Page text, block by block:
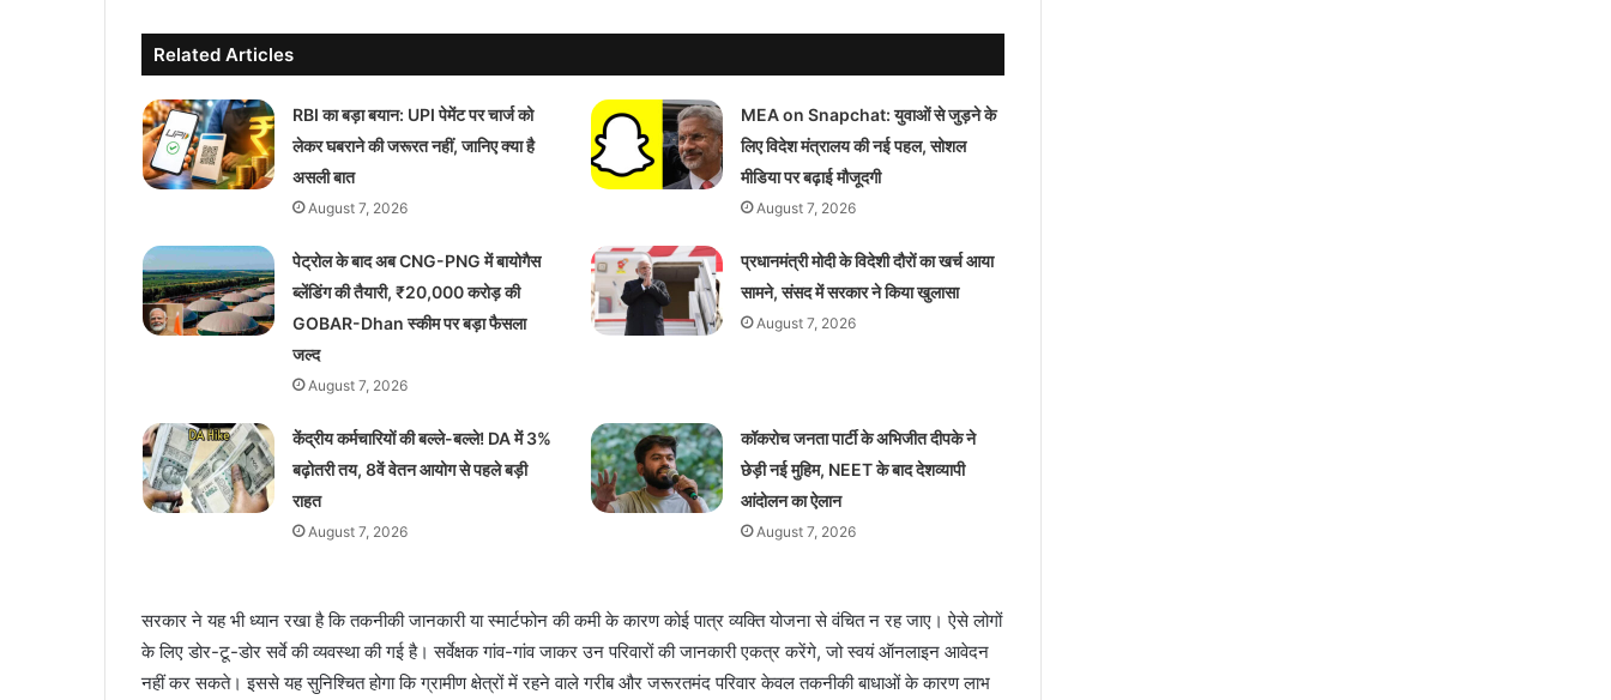
Related Articles
RBI का बड़ा बयान: UPI पेमेंट पर चार्ज को
लेकर घबराने की जरूरत नहीं, जानिए क्या है
असली बात
August 7, 2026
MEA on Snapchat: युवाओं से जुड़ने के
लिए विदेश मंत्रालय की नई पहल, सोशल
मीडिया पर बढ़ाई मौजूदगी
August 7, 2026
पेट्रोल के बाद अब CNG-PNG में बायोगैस
ब्लेंडिंग की तैयारी, ₹20,000 करोड़ की
GOBAR-Dhan स्कीम पर बड़ा फैसला
जल्द
August 7, 2026
प्रधानमंत्री मोदी के विदेशी दौरों का खर्च आया
सामने, संसद में सरकार ने किया खुलासा
August 7, 2026
केंद्रीय कर्मचारियों की बल्ले-बल्ले! DA में 3%
बढ़ोतरी तय, 8वें वेतन आयोग से पहले बड़ी
राहत
August 7, 2026
कॉकरोच जनता पार्टी के अभिजीत दीपके ने
छेड़ी नई मुहिम, NEET के बाद देशव्यापी
आंदोलन का ऐलान
August 7, 2026
सरकार ने यह भी ध्यान रखा है कि तकनीकी जानकारी या स्मार्टफोन की कमी के कारण कोई पात्र व्यक्ति योजना से वंचित न रह जाए। ऐसे लोगों
के लिए डोर-टू-डोर सर्वे की व्यवस्था की गई है। सर्वेक्षक गांव-गांव जाकर उन परिवारों की जानकारी एकत्र करेंगे, जो स्वयं ऑनलाइन आवेदन
नहीं कर सकते। इससे यह सुनिश्चित होगा कि ग्रामीण क्षेत्रों में रहने वाले गरीब और जरूरतमंद परिवार केवल तकनीकी बाधाओं के कारण लाभ